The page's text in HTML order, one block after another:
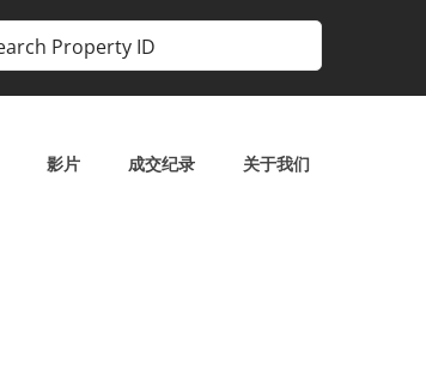
影片 成交纪录 关于我们